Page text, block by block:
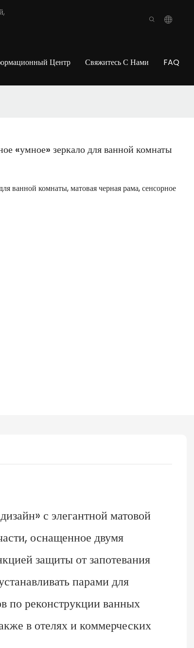
Центр Свяжитесь С Нами FAQ
«умное» зеркало для ванной комнаты
ванной комнаты, матовая черная рама, сенсорное
с элегантной матовой
оснащенное двумя
защиты от запотевания
парами для
по реконструкции ванных
в отелях и коммерческих